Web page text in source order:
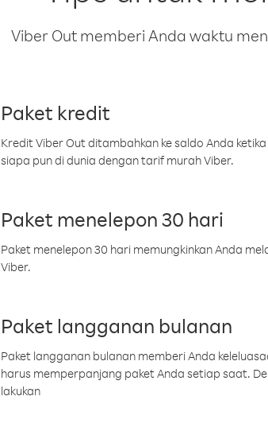
Viber Out memberi Anda waktu
Paket kredit
Kredit Viber Out ditambahkan ke saldo Anda
siapa pun di dunia dengan tarif murah Viber.
Paket menelepon 30 hari
Paket menelepon 30 hari memungkinkan Anda
Viber.
Paket langganan bulanan
Paket langganan bulanan memberi Anda
harus memperpanjang paket Anda setiap saat.
lakukan